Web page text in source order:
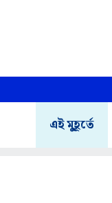
এই মুহূর্তে